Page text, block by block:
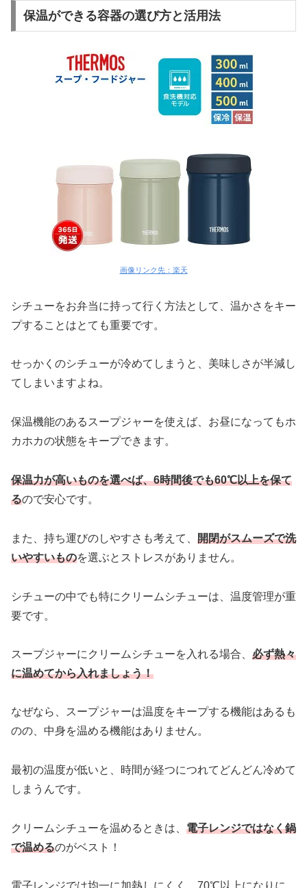
保温ができる容器の選び方と活用法
画像リンク先：楽天
シチューをお弁当に持って行く方法として、温かさをキー
プすることはとても重要です。
せっかくのシチューが冷めてしまうと、美味しさが半減し
てしまいますよね。
保温機能のあるスープジャーを使えば、お昼になってもホ
カホカの状態をキープできます。
保温力が高いものを選べば、6時間後でも60℃以上を保て
るので安心です。
また、持ち運びのしやすさも考えて、 開閉がスムーズで洗
いやすいものを選ぶとストレスがありません。
シチューの中でも特にクリームシチューは、温度管理が重
要です。
スープジャーにクリームシチューを入れる場合、 必ず熱々
に温めてから入れましょう！
なぜなら、スープジャーは温度をキープする機能はあるも
のの、中身を温める機能はありません。
最初の温度が低いと、時間が経つにつれてどんどん冷めて
しまうんです。
クリームシチューを温めるときは、 電子レンジではなく鍋
で温めるのがベスト！
電子レンジでは均一に加熱しにくく、70℃以上になりに